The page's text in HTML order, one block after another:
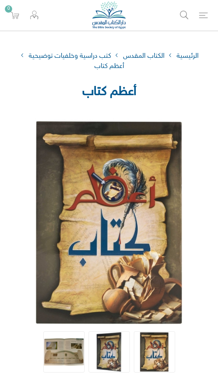
0
الرئيسية الكتاب المقدس
كتب دراسية وخلفيات توضيحية
أعظم كتاب
أعظم كتاب